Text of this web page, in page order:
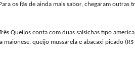
os fãs de ainda mais sabor, chegaram outras
Queijos conta com duas salsichas tipo
maionese, queijo mussarela e abacaxi picado